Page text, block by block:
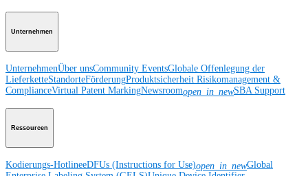
Unternehmen
UnternehmenÜber unsCommunity EventsGlobale Offenlegung der
LieferketteStandorteFörderungProduktsicherheit Risikomanagement &
ComplianceVirtual Patent MarkingNewsroomopen_in_newSBA Support
Ressourcen
Kodierungs-HotlineeDFUs (Instructions for Use)open_in_newGlobal